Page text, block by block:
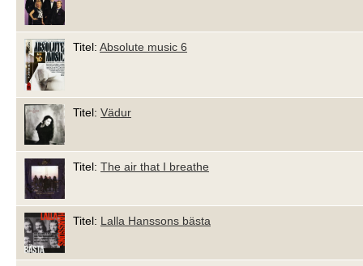
Titel: Absolute music 6
Titel: Vädur
Titel: The air that I breathe
Titel: Lalla Hanssons bästa